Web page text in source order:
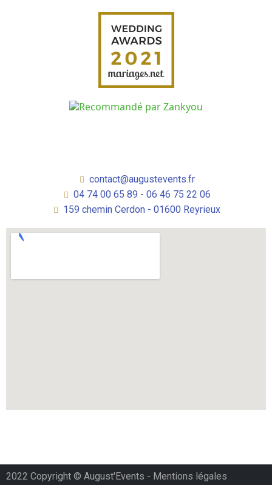
contact@augustevents.fr
04 74 00 65 89 - 06 46 75 22 06
159 chemin Cerdon - 01600 Reyrieux
2022 Copyright © August'Events - Mentions légales